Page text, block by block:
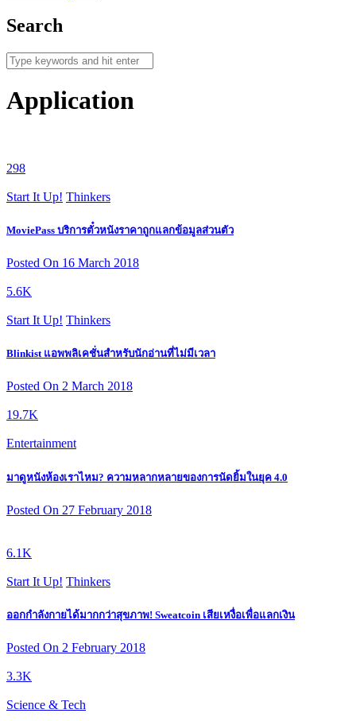
Search
Application
298
Start It Up! Thinkers
MoviePass บริการตั๋วหนังราคาถูกแลกข้อมูลส่วนตัว
Posted On 16 March 2018
5.6K
Start It Up! Thinkers
Blinkist แอพพลิเคชั่นสำหรับนักอ่านที่ไม่มีเวลา
Posted On 2 March 2018
19.7K
Entertainment
มาดูหนังห้องเราไหม? ความหลากหลายของการนัดยิ้มในยุค 4.0
Posted On 27 February 2018
6.1K
Start It Up! Thinkers
ออกกำลังกายได้มากกว่าสุขภาพ! Sweatcoin เสียเหงื่อเพื่อแลกเงิน
Posted On 2 February 2018
3.3K
Science & Tech